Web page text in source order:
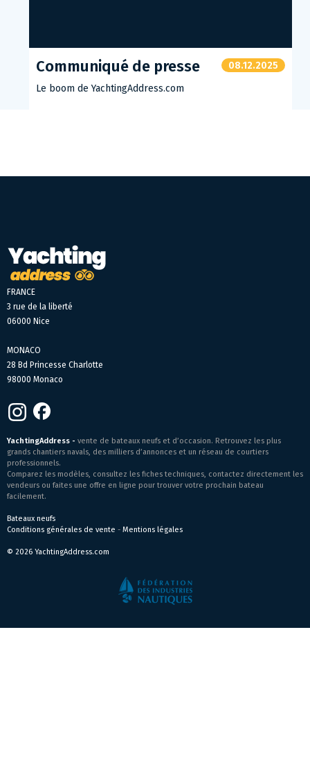
Communiqué de presse
08.12.2025
Le boom de YachtingAddress.com
FRANCE
3 rue de la liberté
06000 Nice
MONACO
28 Bd Princesse Charlotte
98000 Monaco
YachtingAddress - vente de bateaux neufs et d’occasion. Retrouvez les plus
grands chantiers navals, des milliers d’annonces et un réseau de courtiers
professionnels.
Comparez les modèles, consultez les fiches techniques, contactez directement les
vendeurs ou faites une offre en ligne pour trouver votre prochain bateau
facilement.
Bateaux neufs
Conditions générales de vente - Mentions légales
© 2026 YachtingAddress.com